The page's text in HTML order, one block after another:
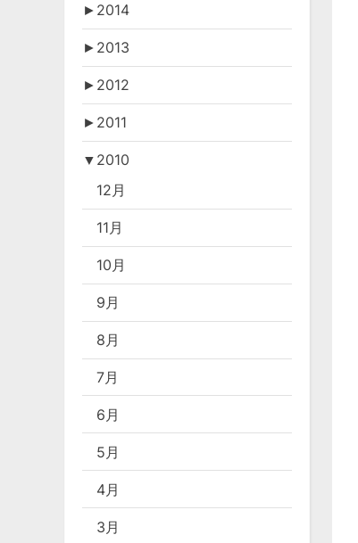
► 2014
► 2013
► 2012
► 2011
▼ 2010
12月
11月
10月
9月
8月
7月
6月
5月
4月
3月